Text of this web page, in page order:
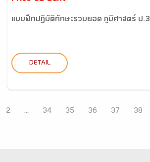
แบบฝึกปฏิบัติทักษะรวบยอด ภูมิศาสตร์ ป.3
DETAIL
2 ... 34 35 36 37 38